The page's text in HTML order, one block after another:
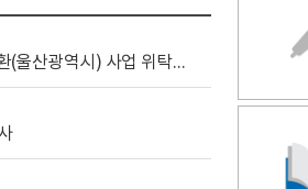
[조달입찰공고] 2026년 공공 AI CCTV 전환(울산광역시) 사업 위탁감리